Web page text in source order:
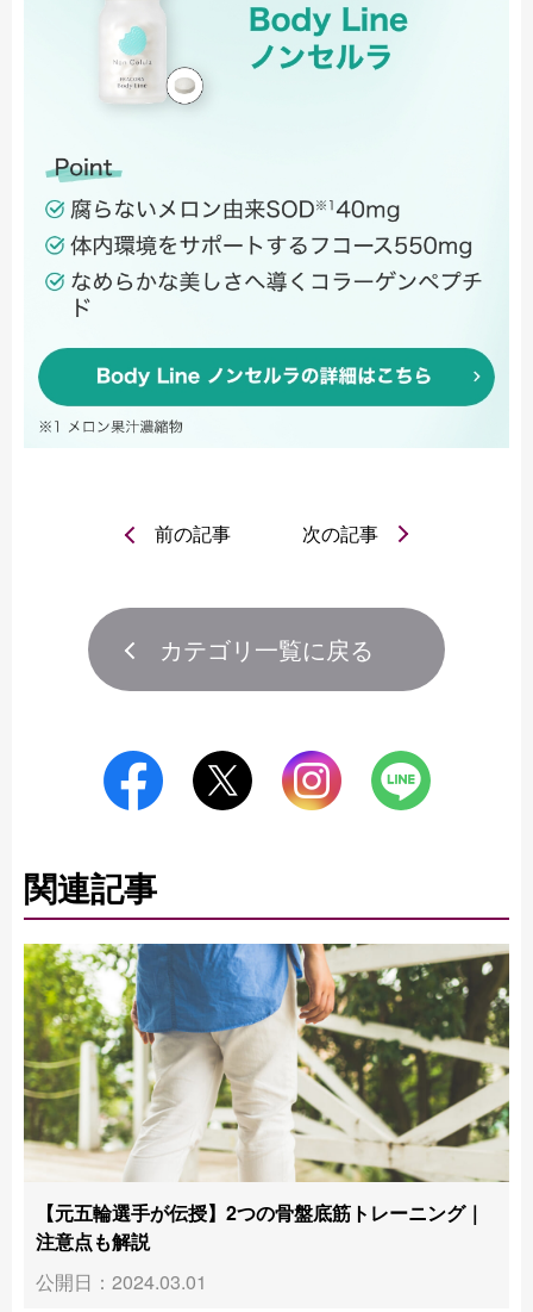
前の記事 次の記事
カテゴリ一覧に戻る
関連記事
【元五輪選手が伝授】2つの骨盤底筋トレーニング｜
注意点も解説
公開日：2024.03.01